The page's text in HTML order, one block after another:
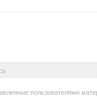
пользователями